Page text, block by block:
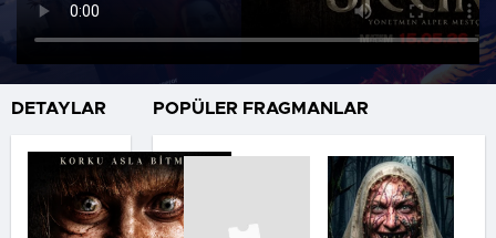
DETAYLAR POPÜLER FRAGMANLAR